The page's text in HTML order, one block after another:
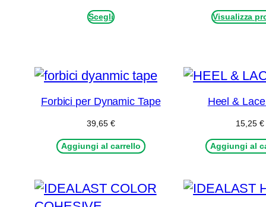
Scegli Visualizza
Forbici per Dynamic Tape
39,65 €
Aggiungi al carrello
Heel &
15,25 €
Aggiungi al